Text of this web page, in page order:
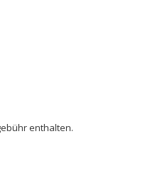
enthalten.